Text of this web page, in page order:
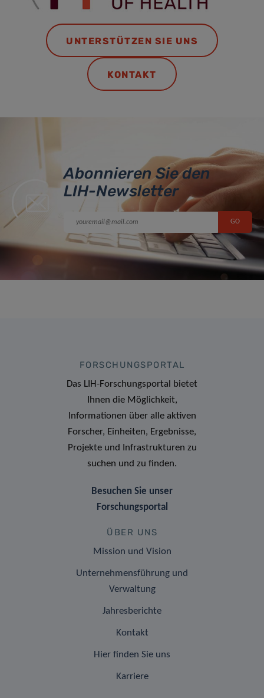
UNTERSTÜTZEN SIE UNS
KONTAKT
Abonnieren Sie den
LIH-Newsletter
FORSCHUNGSPORTAL
Das LIH-Forschungsportal bietet
Ihnen die Möglichkeit,
Informationen über alle aktiven
Forscher, Einheiten, Ergebnisse,
Projekte und Infrastrukturen zu
suchen und zu finden.
Besuchen Sie unser
Forschungsportal
ÜBER UNS
Mission und Vision
Unternehmensführung und
Verwaltung
Jahresberichte
Kontakt
Hier finden Sie uns
Karriere